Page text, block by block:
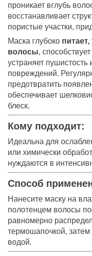
проникает вглубь
восстанавливает
пористые участки,
Маска глубоко
волосы,
устраняет
повреждений.
предотвратить
обеспечивает
блеск.
Кому подходит:
Идеальна для
или химически
нуждаются в
Способ
Нанесите маску на
полотенцем волосы
равномерно
термошапочкой,
водой.